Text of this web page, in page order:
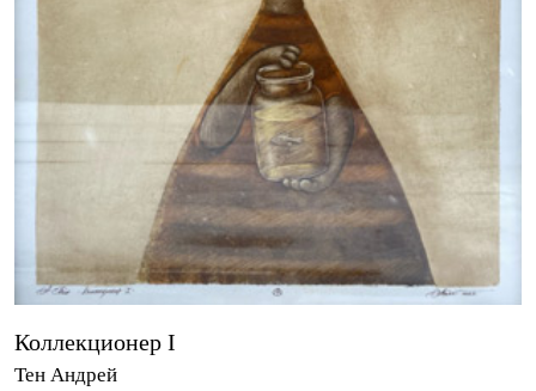
Коллекционер I
Тен Андрей